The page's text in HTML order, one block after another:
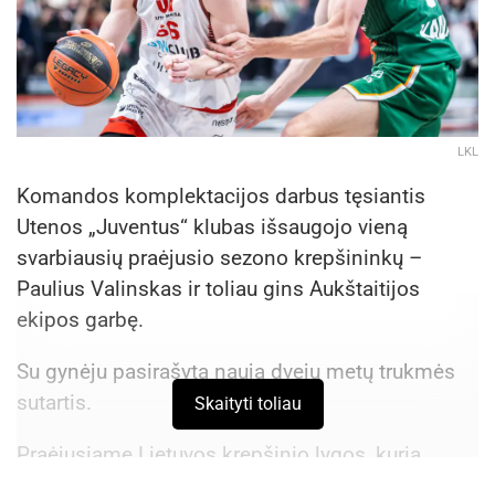
LKL
Komandos komplektacijos darbus tęsiantis
Utenos „Juventus“ klubas išsaugojo vieną
svarbiausių praėjusio sezono krepšininkų –
Paulius Valinskas ir toliau gins Aukštaitijos
ekipos garbę.
Su gynėju pasirašyta nauja dvejų metų trukmės
sutartis.
Praėjusiame Lietuvos krepšinio lygos, kurią
Skaityti toliau